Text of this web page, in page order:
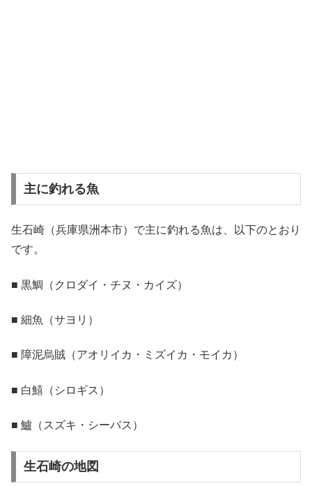
主に釣れる魚
生石崎（兵庫県洲本市）で主に釣れる魚は、以下のとおり
です。
■ 黒鯛（クロダイ・チヌ・カイズ）
■ 細魚（サヨリ）
■ 障泥烏賊（アオリイカ・ミズイカ・モイカ）
■ 白鱚（シロギス）
■ 鱸（スズキ・シーバス）
生石崎の地図